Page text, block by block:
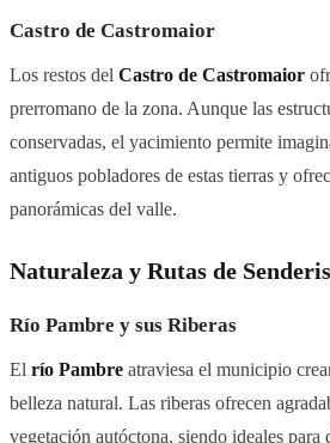
Castro de Castromaior
Los restos del Castro de Castromaior
prerromano de la zona. Aunque las
conservadas, el yacimiento permite
antiguos pobladores de estas tierras y
panorámicas del valle.
Naturaleza y Rutas de
Río Pambre y sus Riberas
El río Pambre atraviesa el municipio
belleza natural. Las riberas ofrecen
vegetación autóctona, siendo ideales para